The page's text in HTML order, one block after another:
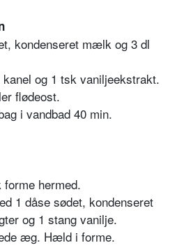
kondenseret mælk og 3 dl
og 1 tsk vaniljeekstrakt.
flødeost.
i vandbad 40 min.
hermed.
1 dåse sødet, kondenseret
og 1 stang vanilje.
æg. Hæld i forme.